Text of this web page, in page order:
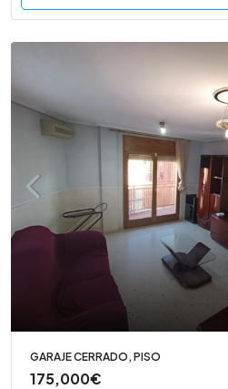
GARAJE CERRADO, PISO
175,000€